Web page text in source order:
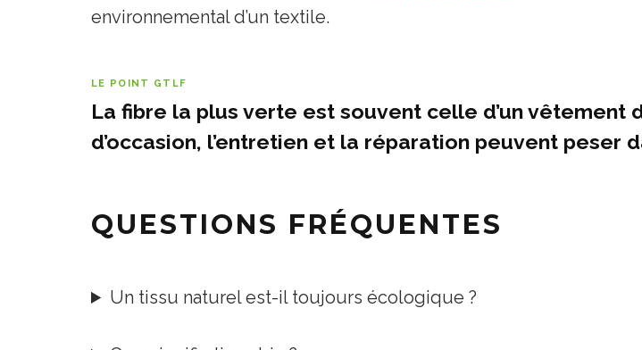
environnemental d’un textile.
LE POINT GTLF
La fibre la plus verte est souvent celle d’un
d’occasion, l’entretien et la réparation peuvent peser
QUESTIONS FRÉQUENTES
Un tissu naturel est-il toujours écologique ?